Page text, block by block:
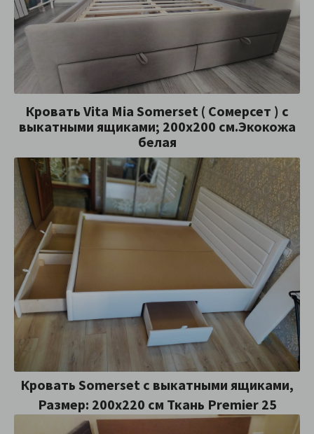
Кровать Vita Mia Somerset ( Сомерсет ) с
выкатными ящиками; 200x200 см.Экокожа
белая
Кровать Somerset с выкатными ящиками,
Размер: 200x220 см Ткань Premier 25